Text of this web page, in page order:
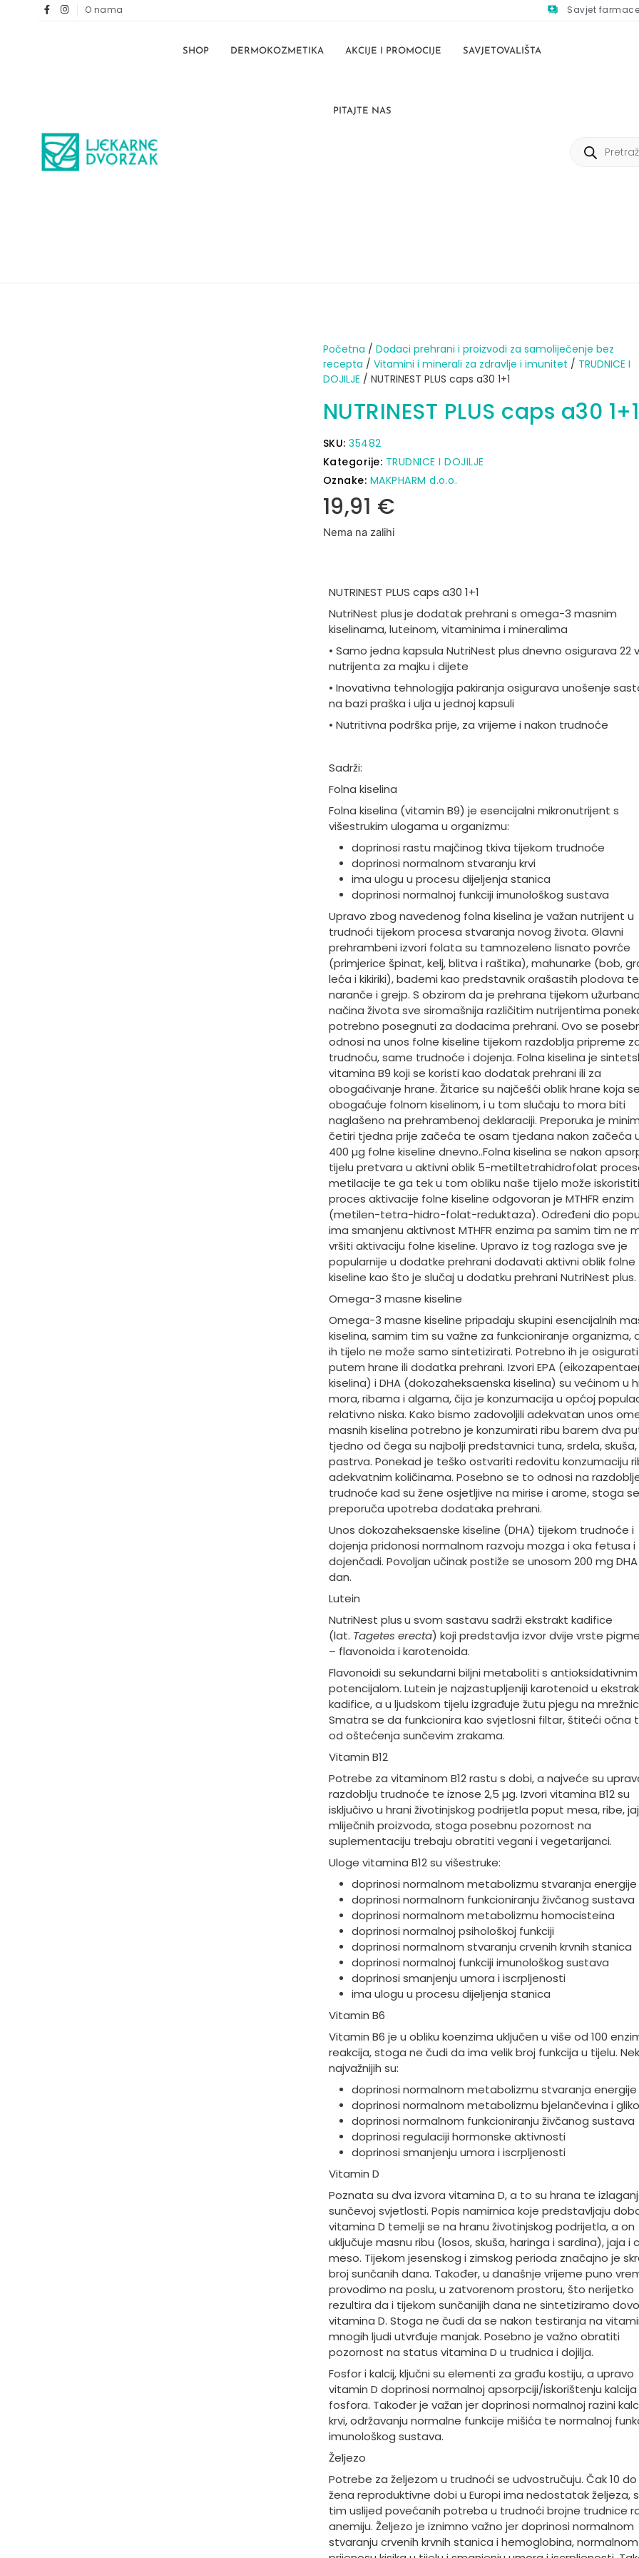
O nama Savjet
SHOP DERMOKOZMETIKA AKCIJE I PROMOCIJE SAVJETOVALIŠTA
PITAJTE NAS
Početna / Dodaci prehrani i proizvodi za samoliječenje bez
recepta / Vitamini i minerali za zdravlje i imunitet / TRUDNICE I
DOJILJE / NUTRINEST PLUS caps a30 1+1
NUTRINEST PLUS caps a30 1+1
SKU: 35482
Kategorije: TRUDNICE I DOJILJE
Oznake: MAKPHARM d.o.o.
19,91 €
Nema na zalihi
NUTRINEST PLUS caps a30 1+1
NutriNest plusje dodatak prehrani s omega-3 masnim
kiselinama, luteinom, vitaminima i mineralima
• Samo jedna kapsula NutriNest plusdnevno osigurava 22
nutrijenta za majku i dijete
• Inovativna tehnologija pakiranja osigurava unošenje
na bazi praška i ulja u jednoj kapsuli
• Nutritivna podrška prije, za vrijeme i nakon trudnoće
Sadrži:
Folna kiselina
Folna kiselina (vitamin B9) je esencijalni mikronutrijent s
višestrukim ulogama u organizmu:
doprinosi rastu majčinog tkiva tijekom trudnoće
doprinosi normalnom stvaranju krvi
ima ulogu u procesu dijeljenja stanica
doprinosi normalnoj funkciji imunološkog sustava
Upravo zbog navedenog folna kiselina je važan nutrijent u
trudnoći tijekom procesa stvaranja novog života. Glavni
prehrambeni izvori folata su tamnozeleno lisnato povrće
(primjerice špinat, kelj, blitva i raštika), mahunarke (bob,
leća i kikiriki), bademi kao predstavnik orašastih plodova te
naranče i grejp. S obzirom da je prehrana tijekom
načina života sve siromašnija različitim nutrijentima
potrebno posegnuti za dodacima prehrani. Ovo se
odnosi na unos folne kiseline tijekom razdoblja pripreme
trudnoću, same trudnoće i dojenja. Folna kiselina je
vitamina B9 koji se koristi kao dodatak prehrani ili za
obogaćivanje hrane. Žitarice su najčešći oblik hrane koja se
obogaćuje folnom kiselinom, i u tom slučaju to mora biti
naglašeno na prehrambenoj deklaraciji. Preporuka je
četiri tjedna prije začeća te osam tjedana nakon začeća
400 µg folne kiseline dnevno..Folna kiselina se nakon
tijelu pretvara u aktivni oblik 5-metiltetrahidrofolat
metilacije te ga tek u tom obliku naše tijelo može
proces aktivacije folne kiseline odgovoran je MTHFR enzim
(metilen-tetra-hidro-folat-reduktaza). Određeni dio
ima smanjenu aktivnost MTHFR enzima pa samim tim ne
vršiti aktivaciju folne kiseline. Upravo iz tog razloga sve je
popularnije u dodatke prehrani dodavati aktivni oblik folne
kiseline kao što je slučaj u dodatku prehrani NutriNest plus.
Omega-3 masne kiseline
Omega-3 masne kiseline pripadaju skupini esencijalnih
kiselina, samim tim su važne za funkcioniranje organizma,
ih tijelo ne može samo sintetizirati. Potrebno ih je osigurati
putem hrane ili dodatka prehrani. Izvori EPA
kiselina) i DHA (dokozaheksaenska kiselina) su većinom u
mora, ribama i algama, čija je konzumacija u općoj
relativno niska. Kako bismo zadovoljili adekvatan unos
masnih kiselina potrebno je konzumirati ribu barem dva
tjedno od čega su najbolji predstavnici tuna, srdela, skuša,
pastrva. Ponekad je teško ostvariti redovitu konzumaciju
adekvatnim količinama. Posebno se to odnosi na
trudnoće kad su žene osjetljive na mirise i arome, stoga se
preporuča upotreba dodataka prehrani.
Unos dokozaheksaenske kiseline (DHA) tijekom trudnoće i
dojenja pridonosi normalnom razvoju mozga i oka fetusa i
dojenčadi. Povoljan učinak postiže se unosom 200 mg
dan.
Lutein
NutriNest plusu svom sastavu sadrži ekstrakt kadifice
(lat. Tagetes erecta) koji predstavlja izvor dvije vrste
– flavonoida i karotenoida.
Flavonoidi su sekundarni biljni metaboliti s antioksidativnim
potencijalom. Lutein je najzastupljeniji karotenoid u
kadifice, a u ljudskom tijelu izgrađuje žutu pjegu na
Smatra se da funkcionira kao svjetlosni filtar, štiteći očna
od oštećenja sunčevim zrakama.
Vitamin B12
Potrebe za vitaminom B12 rastu s dobi, a najveće su
razdoblju trudnoće te iznose 2,5 µg. Izvori vitamina B12 su
isključivo u hrani životinjskog podrijetla poput mesa, ribe,
mliječnih proizvoda, stoga posebnu pozornost na
suplementaciju trebaju obratiti vegani i vegetarijanci.
Uloge vitamina B12 su višestruke:
doprinosi normalnom metabolizmu stvaranja energije
doprinosi normalnom funkcioniranju živčanog sustava
doprinosi normalnom metabolizmu homocisteina
doprinosi normalnoj psihološkoj funkciji
doprinosi normalnom stvaranju crvenih krvnih stanica
doprinosi normalnoj funkciji imunološkog sustava
doprinosi smanjenju umora i iscrpljenosti
ima ulogu u procesu dijeljenja stanica
Vitamin B6
Vitamin B6 je u obliku koenzima uključen u više od 100
reakcija, stoga ne čudi da ima velik broj funkcija u tijelu.
najvažnijih su:
doprinosi normalnom metabolizmu stvaranja energije
doprinosi normalnom metabolizmu bjelančevina i
doprinosi normalnom funkcioniranju živčanog sustava
doprinosi regulaciji hormonske aktivnosti
doprinosi smanjenju umora i iscrpljenosti
Vitamin D
Poznata su dva izvora vitamina D, a to su hrana te
sunčevoj svjetlosti. Popis namirnica koje predstavljaju
vitamina D temelji se na hranu životinjskog podrijetla, a on
uključuje masnu ribu (losos, skuša, haringa i sardina), jaja i
meso. Tijekom jesenskog i zimskog perioda značajno je
broj sunčanih dana. Također, u današnje vrijeme puno
provodimo na poslu, u zatvorenom prostoru, što nerijetko
rezultira da i tijekom sunčanijih dana ne sintetiziramo
vitamina D. Stoga ne čudi da se nakon testiranja na
mnogih ljudi utvrđuje manjak. Posebno je važno obratiti
pozornost na status vitamina D u trudnica i dojilja.
Fosfor i kalcij, ključni su elementi za građu kostiju, a upravo
vitamin D doprinosi normalnoj apsorpciji/iskorištenju kalcija
fosfora. Također je važan jer doprinosi normalnoj razini
krvi, održavanju normalne funkcije mišića te normalnoj
imunološkog sustava.
Željezo
Potrebe za željezom u trudnoći se udvostručuju. Čak 10 do
žena reproduktivne dobi u Europi ima nedostatak željeza,
tim uslijed povećanih potreba u trudnoći brojne trudnice
anemiju. Željezo je iznimno važno jer doprinosi normalnom
stvaranju crvenih krvnih stanica i hemoglobina, normalnom